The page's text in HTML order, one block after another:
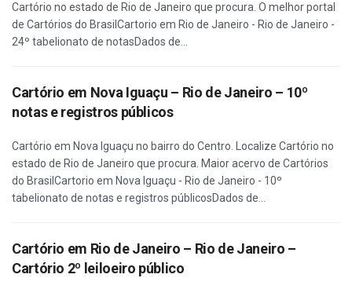
Cartório no estado de Rio de Janeiro que procura. O melhor portal
de Cartórios do BrasilCartorio em Rio de Janeiro - Rio de Janeiro -
24º tabelionato de notasDados de...
Cartório em Nova Iguaçu – Rio de Janeiro – 10º
notas e registros públicos
Cartório em Nova Iguaçu no bairro do Centro. Localize Cartório no
estado de Rio de Janeiro que procura. Maior acervo de Cartórios
do BrasilCartorio em Nova Iguaçu - Rio de Janeiro - 10º
tabelionato de notas e registros públicosDados de...
Cartório em Rio de Janeiro – Rio de Janeiro –
Cartório 2º leiloeiro público